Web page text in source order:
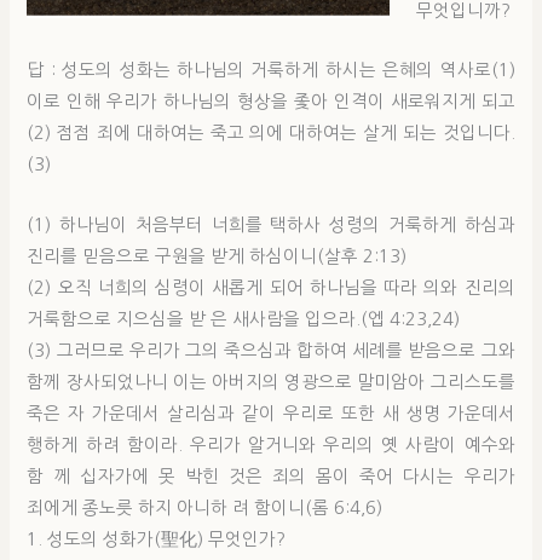
무엇입니까?
답 : 성도의 성화는 하나님의 거룩하게 하시는 은혜의 역사로(1)
이로 인해 우리가 하나님의 형상을 좇아 인격이 새로워지게 되고
(2) 점점 죄에 대하여는 죽고 의에 대하여는 살게 되는 것입니다.
(3)
(1) 하나님이 처음부터 너희를 택하사 성령의 거룩하게 하심과
진리를 믿음으로 구원을 받게 하심이니(살후 2:13)
(2) 오직 너희의 심령이 새롭게 되어 하나님을 따라 의와 진리의
거룩함으로 지으심을 받 은 새사람을 입으라.(엡 4:23,24)
(3) 그러므로 우리가 그의 죽으심과 합하여 세례를 받음으로 그와
함께 장사되었나니 이는 아버지의 영광으로 말미암아 그리스도를
죽은 자 가운데서 살리심과 같이 우리로 또한 새 생명 가운데서
행하게 하려 함이라. 우리가 알거니와 우리의 옛 사람이 예수와
함 께 십자가에 못 박힌 것은 죄의 몸이 죽어 다시는 우리가
죄에게 종노릇 하지 아니하 려 함이니(롬 6:4,6)
1. 성도의 성화가(聖化) 무엇인가?